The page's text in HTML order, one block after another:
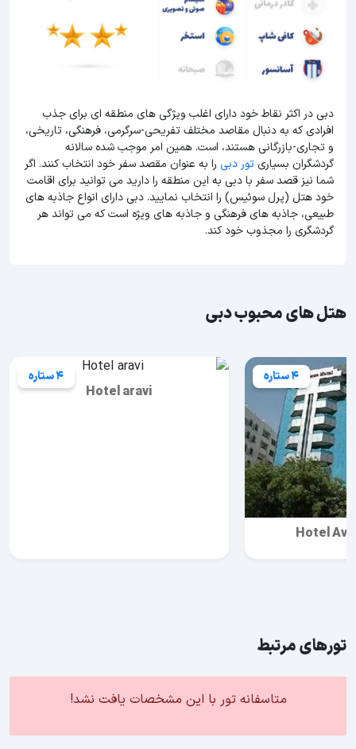
دبی در اکثر نقاط خود دارای اغلب ویژگی های منطقه ای برای جذب
افرادی که به دنبال مقاصد مختلف تفریحی-سرگرمی، فرهنگی، تاریخی،
و تجاری-بازرگانی هستند، است. همین امر موجب شده سالانه
گردشگران بسیاریتور دبی را به عنوان مقصد سفر خود انتخاب کنند. اگر
شما نیز قصد سفر با دبی به این منطقه را دارید می توانید برای اقامت
خود هتل (پرل سوئیس) را انتخاب نمایید. دبی دارای انواع جاذبه های
طبیعی، جاذبه های فرهنگی و جاذبه های ویژه است که می تواند هر
گردشگری را مجذوب خود کند.
هتل های محبوب دبی
4 ستاره
Hotel
4 ستاره
Hotel aravi
تورهای مرتبط
متاسفانه تور با این مشخصات یافت نشد!